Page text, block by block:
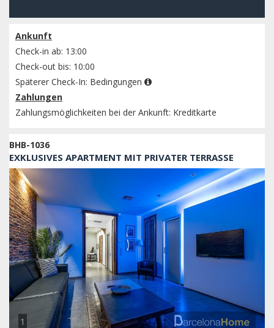
Ankunft
Check-in ab: 13:00
Check-out bis: 10:00
Späterer Check-In: Bedingungen
Zahlungen
Zahlungsmöglichkeiten bei der Ankunft: Kreditkarte
BHB-1036
EXKLUSIVES APARTMENT MIT PRIVATER TERRASSE
1